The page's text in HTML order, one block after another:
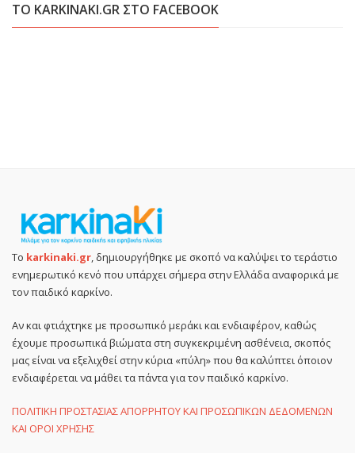
ΤΟ KARKINAKI.GR ΣΤΟ FACEBOOK
Το karkinaki.gr, δημιουργήθηκε με σκοπό να καλύψει το τεράστιο
ενημερωτικό κενό που υπάρχει σήμερα στην Ελλάδα αναφορικά με
τον παιδικό καρκίνο.
Αν και φτιάχτηκε με προσωπικό μεράκι και ενδιαφέρον, καθώς
έχουμε προσωπικά βιώματα στη συγκεκριμένη ασθένεια, σκοπός
μας είναι να εξελιχθεί στην κύρια «πύλη» που θα καλύπτει όποιον
ενδιαφέρεται να μάθει τα πάντα για τον παιδικό καρκίνο.
ΠΟΛΙΤΙΚΗ ΠΡΟΣΤΑΣΙΑΣ ΑΠΟΡΡΗΤΟΥ ΚΑΙ ΠΡΟΣΩΠΙΚΩΝ ΔΕΔΟΜΕΝΩΝ
ΚΑΙ ΟΡΟΙ ΧΡΗΣΗΣ